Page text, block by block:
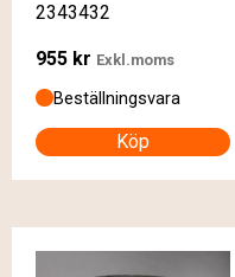
2343432
955 kr Exkl.moms
Beställningsvara
Köp